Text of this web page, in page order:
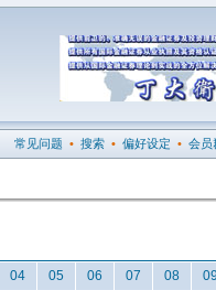
常见问题 • 搜索 • 偏好设定 • 会员
04 05 06 07 08